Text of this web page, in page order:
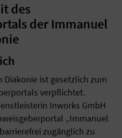
des
der Immanuel
ist gesetzlich zum
verpflichtet.
Inworks GmbH
„Immanuel
zugänglich zu